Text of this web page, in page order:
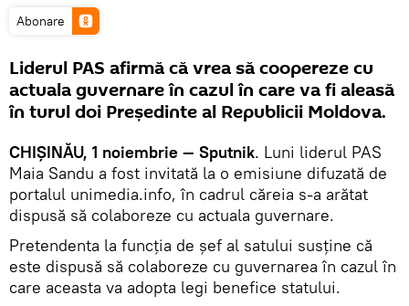
Abonare
Liderul PAS afirmă că vrea să coopereze cu
actuala guvernare în cazul în care va fi aleasă
în turul doi Președinte al Republicii Moldova.
CHIȘINĂU, 1 noiembrie — Sputnik. Luni liderul PAS
Maia Sandu a fost invitată la o emisiune difuzată de
portalul unimedia.info, în cadrul căreia s-a arătat
dispusă să colaboreze cu actuala guvernare.
Pretendenta la funcția de șef al satului susține că
este dispusă să colaboreze cu guvernarea în cazul în
care aceasta va adopta legi benefice statului.